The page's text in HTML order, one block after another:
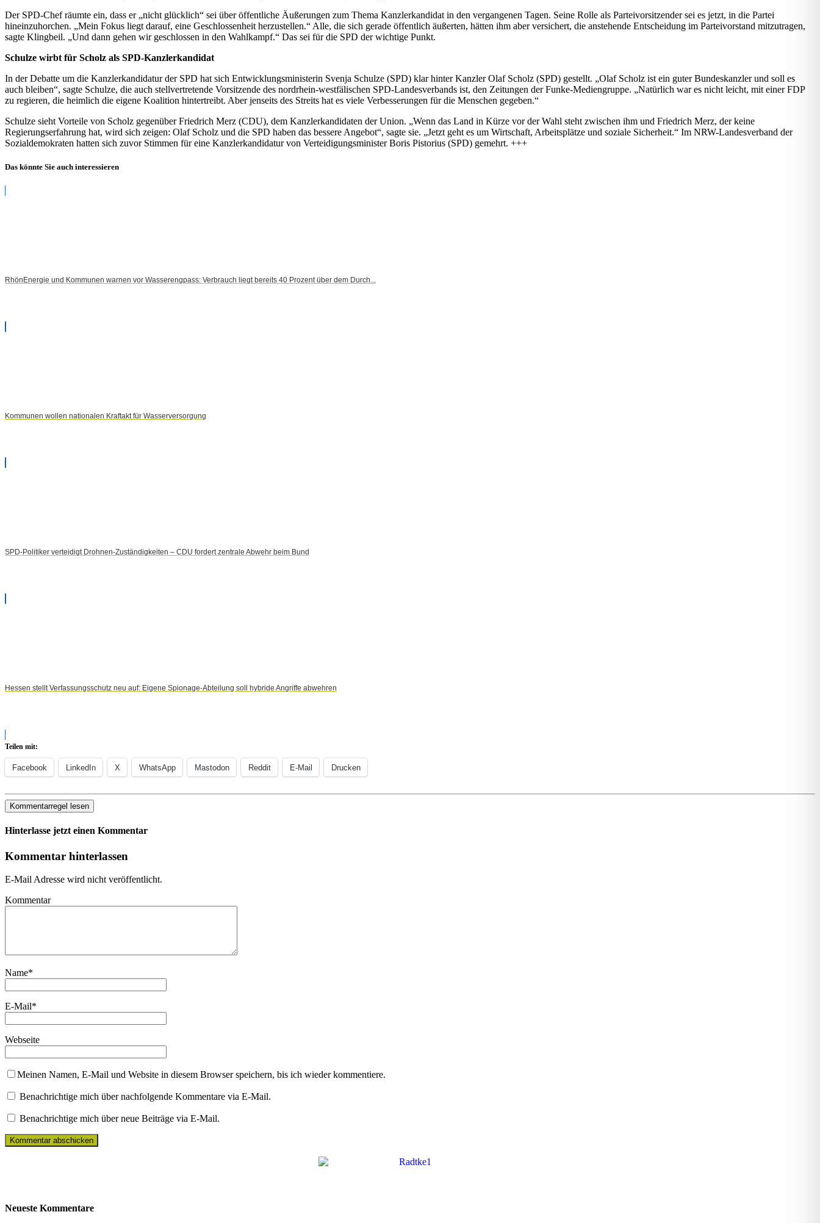
Der SPD-Chef räumte ein, dass er „nicht glücklich“ sei über öffentliche Äußerungen zum Thema Kanzlerkandidat in den vergangenen Tagen. Seine Rolle als Parteivorsitzender sei es jetzt, in die Partei
hineinzuhorchen. „Mein Fokus liegt darauf, eine Geschlossenheit herzustellen.“ Alle, die sich gerade öffentlich äußerten, hätten ihm aber versichert, die anstehende Entscheidung im Parteivorstand mitzutragen,
sagte Klingbeil. „Und dann gehen wir geschlossen in den Wahlkampf.“ Das sei für die SPD der wichtige Punkt.
Schulze wirbt für Scholz als SPD-Kanzlerkandidat
In der Debatte um die Kanzlerkandidatur der SPD hat sich Entwicklungsministerin Svenja Schulze (SPD) klar hinter Kanzler Olaf Scholz (SPD) gestellt. „Olaf Scholz ist ein guter Bundeskanzler und soll es
auch bleiben“, sagte Schulze, die auch stellvertretende Vorsitzende des nordrhein-westfälischen SPD-Landesverbands ist, den Zeitungen der Funke-Mediengruppe. „Natürlich war es nicht leicht, mit einer FDP
zu regieren, die heimlich die eigene Koalition hintertreibt. Aber jenseits des Streits hat es viele Verbesserungen für die Menschen gegeben.“
Schulze sieht Vorteile von Scholz gegenüber Friedrich Merz (CDU), dem Kanzlerkandidaten der Union. „Wenn das Land in Kürze vor der Wahl steht zwischen ihm und Friedrich Merz, der keine
Regierungserfahrung hat, wird sich zeigen: Olaf Scholz und die SPD haben das bessere Angebot“, sagte sie. „Jetzt geht es um Wirtschaft, Arbeitsplätze und soziale Sicherheit.“ Im NRW-Landesverband der
Sozialdemokraten hatten sich zuvor Stimmen für eine Kanzlerkandidatur von Verteidigungsminister Boris Pistorius (SPD) gemehrt. +++
Das könnte Sie auch interessieren
RhönEnergie und Kommunen warnen vor Wasserengpass: Verbrauch liegt bereits 40 Prozent über dem Durch...
Kommunen wollen nationalen Kraftakt für Wasserversorgung
SPD-Politiker verteidigt Drohnen-Zuständigkeiten – CDU fordert zentrale Abwehr beim Bund
Hessen stellt Verfassungsschutz neu auf: Eigene Spionage-Abteilung soll hybride Angriffe abwehren
Teilen mit:
Facebook LinkedIn X WhatsApp Mastodon Reddit E-Mail Drucken
Kommentarregel lesen
Hinterlasse jetzt einen Kommentar
Kommentar hinterlassen
E-Mail Adresse wird nicht veröffentlicht.
Kommentar
Name*
E-Mail*
Webseite
Meinen Namen, E-Mail und Website in diesem Browser speichern, bis ich wieder kommentiere.
Benachrichtige mich über nachfolgende Kommentare via E-Mail.
Benachrichtige mich über neue Beiträge via E-Mail.
Neueste Kommentare